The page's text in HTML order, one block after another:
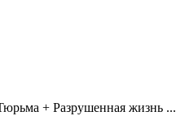
+ Разрушенная жизнь ...